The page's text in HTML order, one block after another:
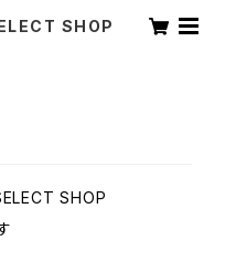
macherie0358 BEAUTY SELECT SHOP
SHOP